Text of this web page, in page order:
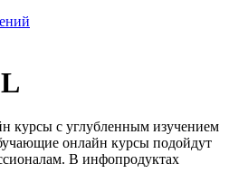
курсы с углубленным изучением
онлайн курсы подойдут
В инфопродуктах